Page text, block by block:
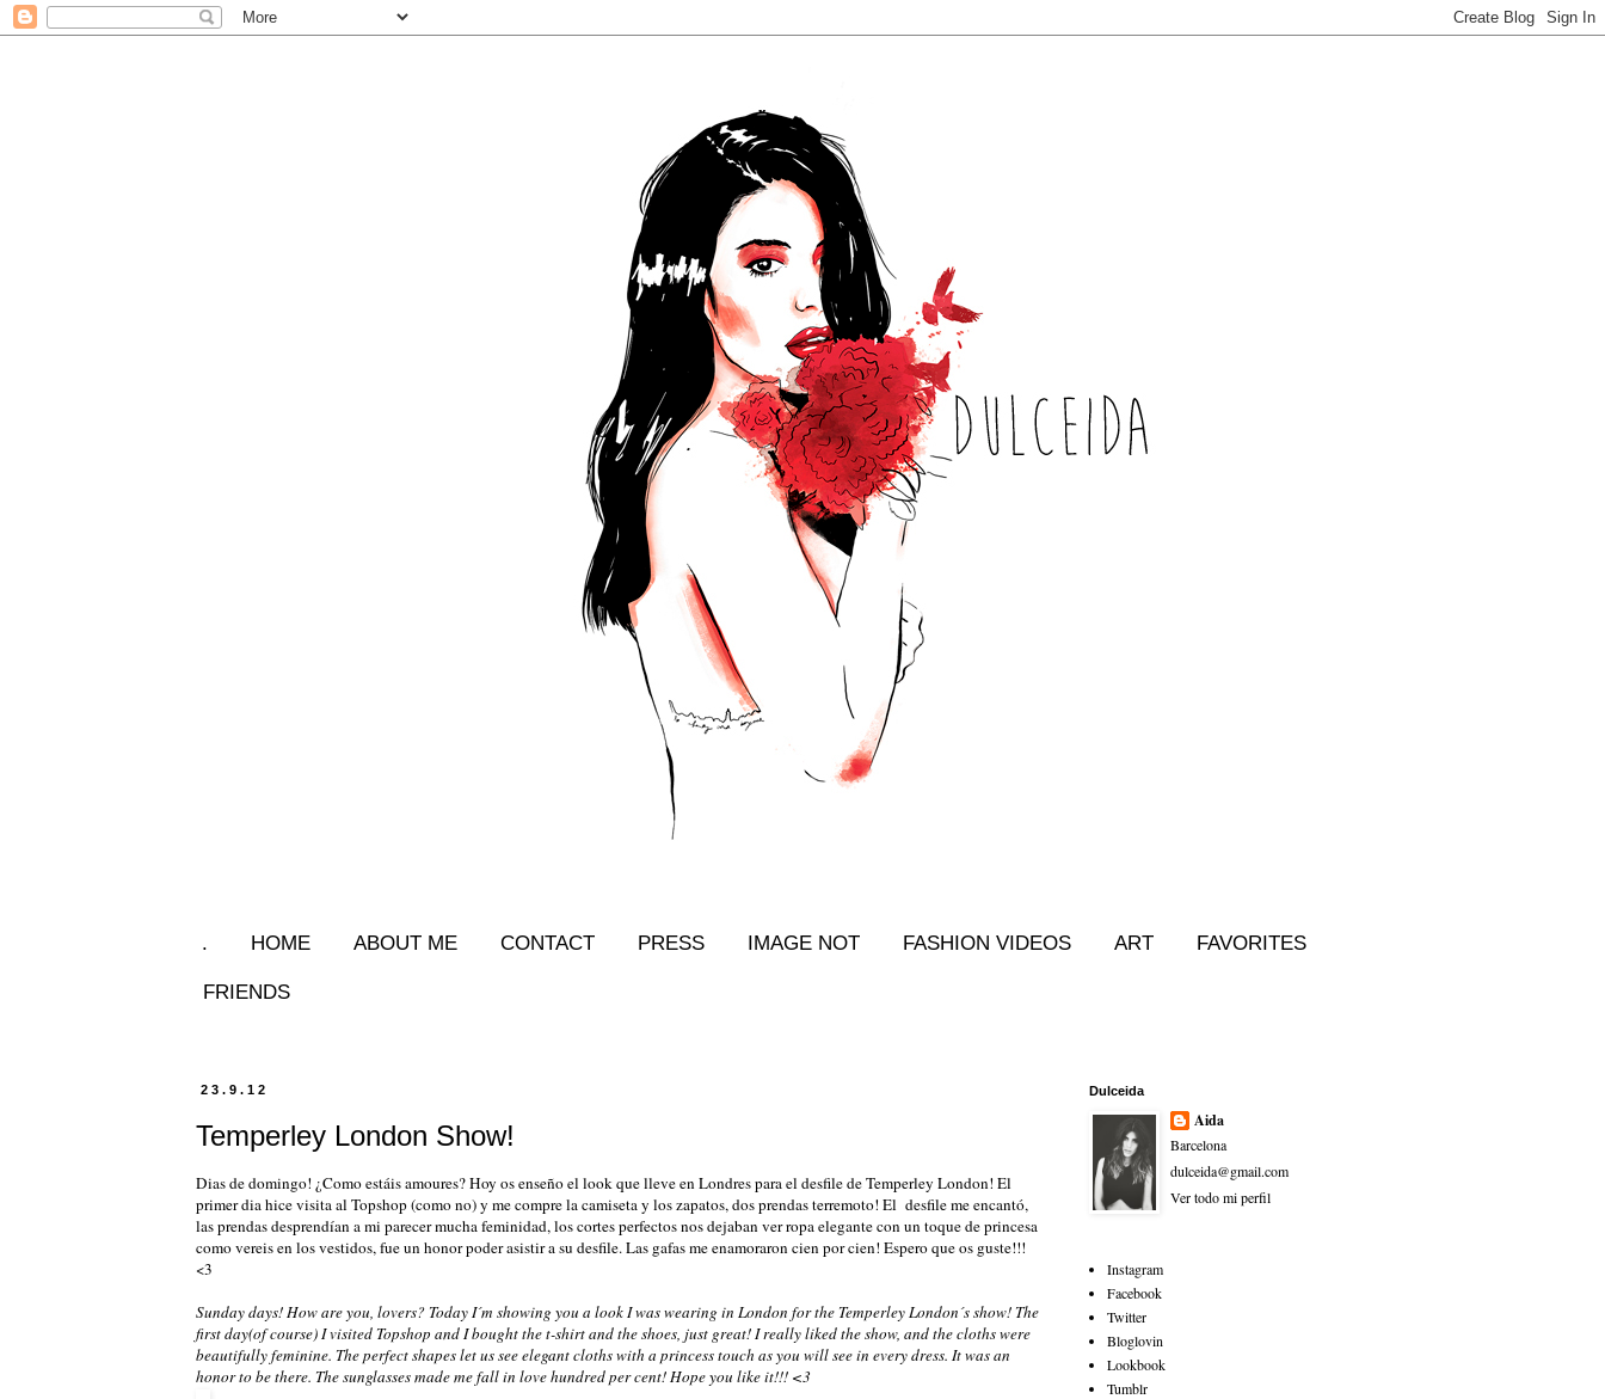
. HOME ABOUT ME CONTACT PRESS IMAGE NOT FASHION VIDEOS ART FAVORITES
FRIENDS
23.9.12
Temperley London Show!
Dias de domingo! ¿Como estáis amoures? Hoy os enseño el look que lleve en Londres para el desfile de Temperley London! El
primer dia hice visita al Topshop (como no) y me compre la camiseta y los zapatos, dos prendas terremoto! El desfile me encantó,
las prendas desprendían a mi parecer mucha feminidad, los cortes perfectos nos dejaban ver ropa elegante con un toque de princesa
como vereis en los vestidos, fue un honor poder asistir a su desfile. Las gafas me enamoraron cien por cien! Espero que os guste!!!
<3
Sunday days! How are you, lovers? Today I´m showing you a look I was wearing in London for the Temperley London´s show! The
first day(of course) I visited Topshop and I bought the t-shirt and the shoes, just great! I really liked the show, and the cloths were
beautifully feminine. The perfect shapes let us see elegant cloths with a princess touch as you will see in every dress. It was an
honor to be there. The sunglasses made me fall in love hundred per cent! Hope you like it!!! <3
Dulceida
Aida
Barcelona
dulceida@gmail.com
Ver todo mi perfil
Instagram
Facebook
Twitter
Bloglovin
Lookbook
Tumblr